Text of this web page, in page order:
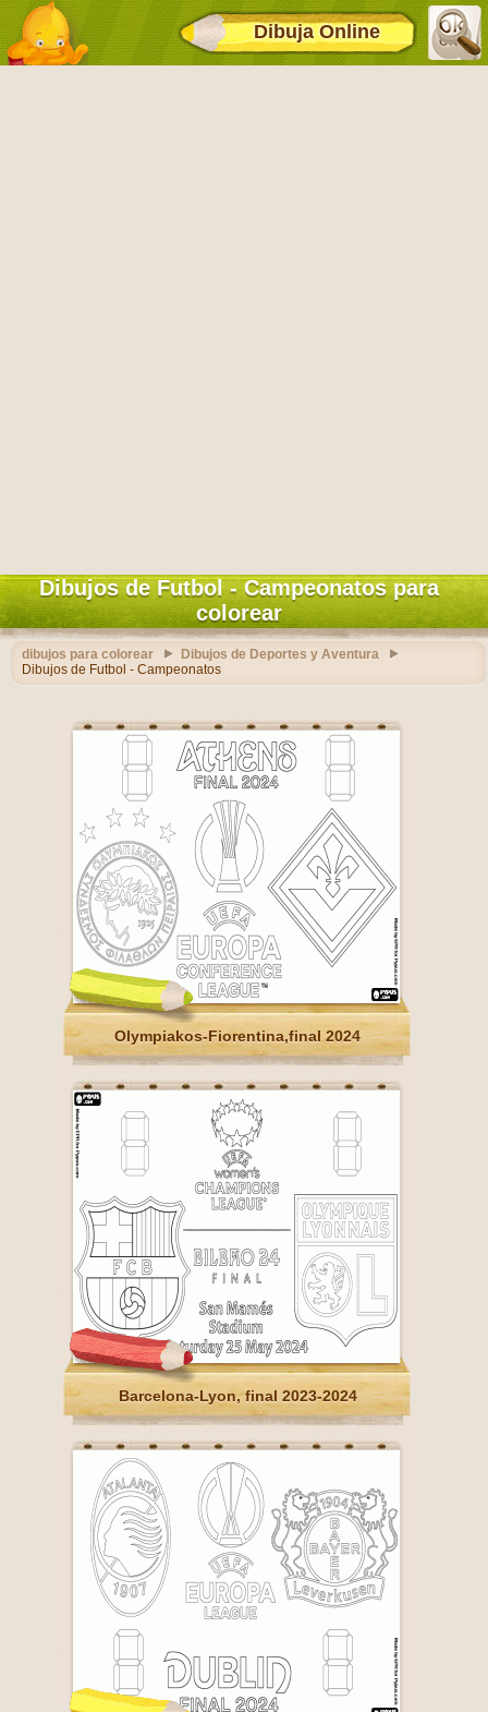
Dibuja Online
Dibujos de Futbol - Campeonatos para
colorear
dibujos para colorear
Dibujos de Deportes y Aventura
Dibujos de Futbol - Campeonatos
Olympiakos-Fiorentina,final 2024
Barcelona-Lyon, final 2023-2024